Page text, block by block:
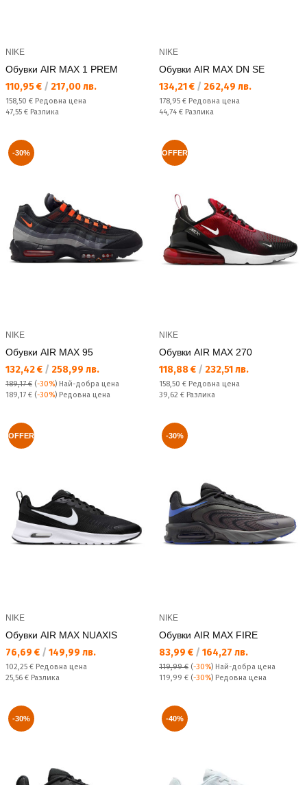
NIKE
Обувки AIR MAX 1 PREM
Текуща цена:
110,95 € / 217,00 лв.
Редовна цена:
158,50 € Редовна цена
Спестявате:
47,55 € Разлика
NIKE
Обувки AIR MAX DN SE
Текуща цена:
134,21 € / 262,49 лв.
Редовна цена:
178,95 € Редовна цена
Спестявате:
44,74 € Разлика
-30%
NIKE
Обувки AIR MAX 95
Текуща цена:
132,42 € / 258,99 лв.
189,17 € (-30%) Най-добра цена
Редовна цена:
189,17 € (-30%) Редовна цена
OFFER
NIKE
Обувки AIR MAX 270
Текуща цена:
118,88 € / 232,51 лв.
Редовна цена:
158,50 € Редовна цена
Спестявате:
39,62 € Разлика
OFFER
NIKE
Обувки AIR MAX NUAXIS
Текуща цена:
76,69 € / 149,99 лв.
Редовна цена:
102,25 € Редовна цена
Спестявате:
25,56 € Разлика
-30%
NIKE
Обувки AIR MAX FIRE
Текуща цена:
83,99 € / 164,27 лв.
119,99 € (-30%) Най-добра цена
Редовна цена:
119,99 € (-30%) Редовна цена
-30% -40%